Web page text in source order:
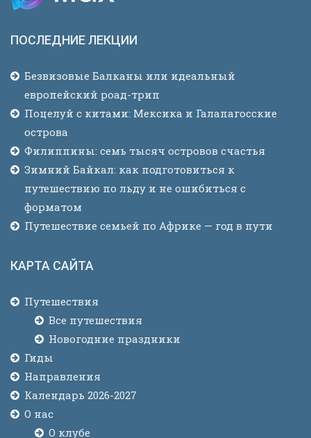
ПОСЛЕДНИЕ ЛЕКЦИИ
Безвизовые Балканы или идеальный
европейский роад-трип
Поцелуй с китами: Мексика и Галапагосские
острова
Филиппины: семь тысяч островов счастья
Зимний Байкал: как подготовиться к
путешествию по льду и не ошибиться с
форматом
Путешествие семьей по Африке — год в пути
КАРТА САЙТА
Путешествия
Все путешествия
Новогодние праздники
Гиды
Направления
Календарь 2026-2027
О нас
О клубе